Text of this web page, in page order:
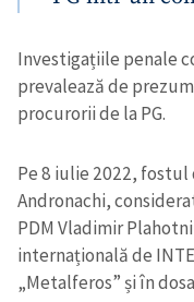
Investigațiile penale
prevalează de
procurorii de la PG.
Pe 8 iulie 2022,
Andronachi,
PDM Vladimir
internațională de
„Metalferos” și în